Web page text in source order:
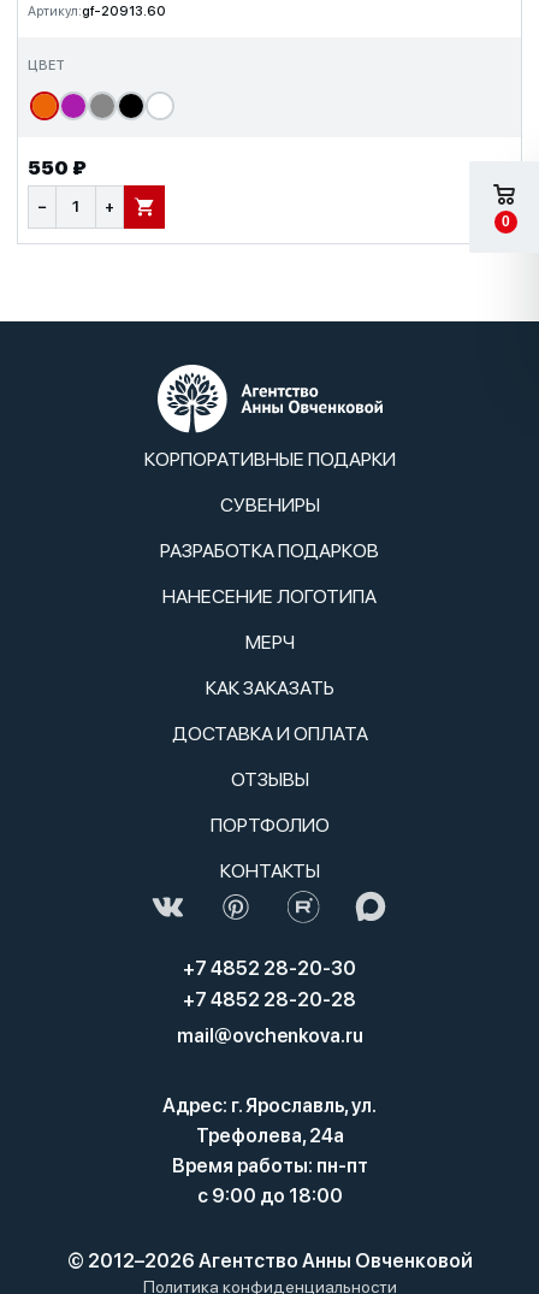
Артикул:gf-20913.60
ЦВЕТ
550 ₽
− + В КОРЗИНУ
КОРПОРАТИВНЫЕ ПОДАРКИ
СУВЕНИРЫ
РАЗРАБОТКА ПОДАРКОВ
НАНЕСЕНИЕ ЛОГОТИПА
МЕРЧ
КАК ЗАКАЗАТЬ
ДОСТАВКА И ОПЛАТА
ОТЗЫВЫ
ПОРТФОЛИО
КОНТАКТЫ
+7 4852 28-20-30
+7 4852 28-20-28
mail@ovchenkova.ru
Адрес: г. Ярославль, ул.
Трефолева, 24а
Время работы: пн-пт
с 9:00 до 18:00
Политика конфиденциальности
© 2012–2026 Агентство Анны Овченковой
0